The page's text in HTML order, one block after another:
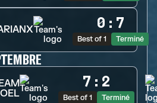
0 : 7
Best of 1 Terminé
7 : 2
Best of 1 Terminé